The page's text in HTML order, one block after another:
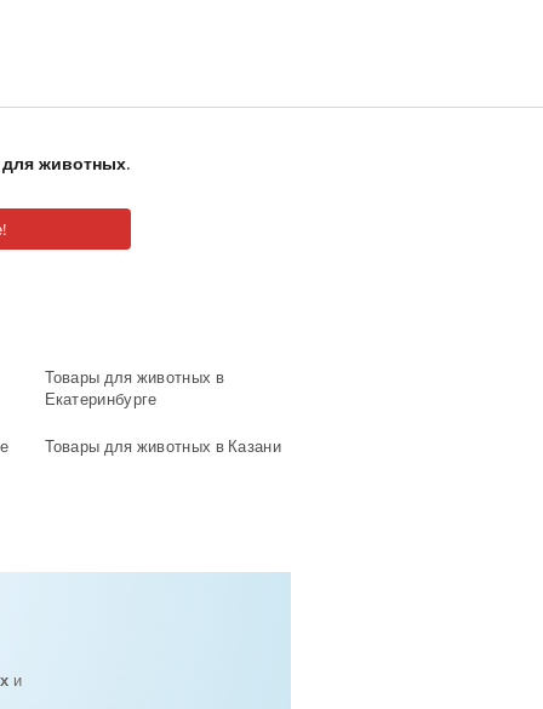
животных.
Товары для животных в
Екатеринбурге
Товары для животных в Казани
и